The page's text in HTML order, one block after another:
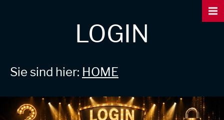
LOGIN
Sie sind hier: HOME